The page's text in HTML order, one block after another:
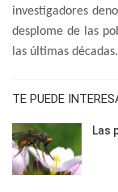
investigadores
desplome de las
las últimas décadas.
TE PUEDE
Las